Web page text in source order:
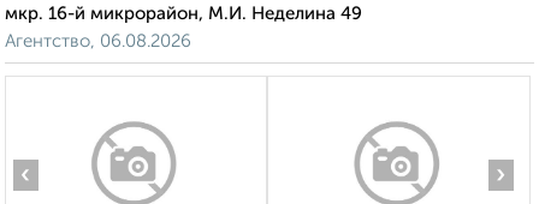
мкр. 16-й микрорайон, М.И. Неделина 49
Агентство, 06.08.2026
‹ ›